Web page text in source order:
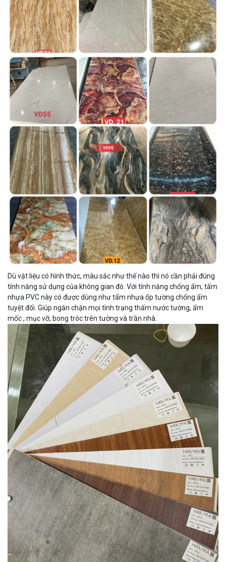
Dù vật liệu có hình thức, màu sắc như thế nào thì nó cần phải đúng
tính năng sử dụng của không gian đó. Với tính năng chống ẩm, tấm
nhựa PVC này có được dùng như tấm nhựa ốp tường chống ẩm
tuyệt đối. Giúp ngăn chặn mọi tình trạng thấm nước tường, ẩm
mốc , mục vỡ, bong tróc trên tường và trần nhà.